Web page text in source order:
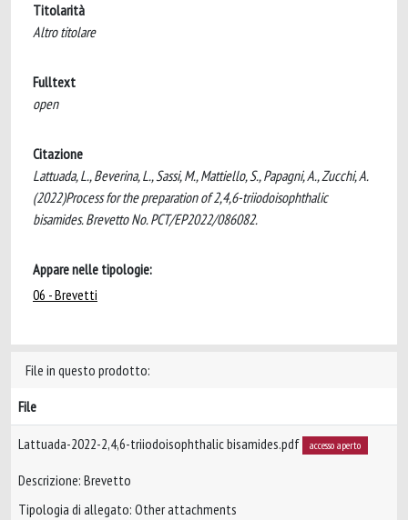
Titolarità
Altro titolare
Fulltext
open
Citazione
Lattuada, L., Beverina, L., Sassi, M., Mattiello, S., Papagni, A., Zucchi, A.
(2022)Process for the preparation of 2,4,6-triiodoisophthalic
bisamides. Brevetto No. PCT/EP2022/086082.
Appare nelle tipologie:
06 - Brevetti
File in questo prodotto:
File
Lattuada-2022-2,4,6-triiodoisophthalic bisamides.pdf accesso aperto
Descrizione: Brevetto
Tipologia di allegato: Other attachments